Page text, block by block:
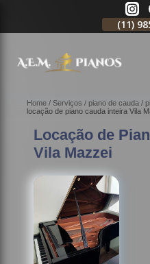
(11)
Home Serviços piano de cauda
locação de piano cauda inteira Vila
Locação de
Vila Mazzei